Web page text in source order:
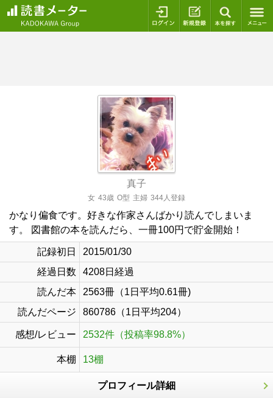
ログイン 新規登録
真子
女 43歳 O型 主婦 344人登録
かなり偏食です。好きな作家さんばかり読んでしまいま
す。 図書館の本を読んだら、一冊100円で貯金開始！
記録初日
2015/01/30
経過日数
4208日経過
読んだ本
2563冊（1日平均0.61冊)
読んだページ
860786（1日平均204）
感想/レビュー 2532件（投稿率98.8%）
本棚 13棚
プロフィール詳細